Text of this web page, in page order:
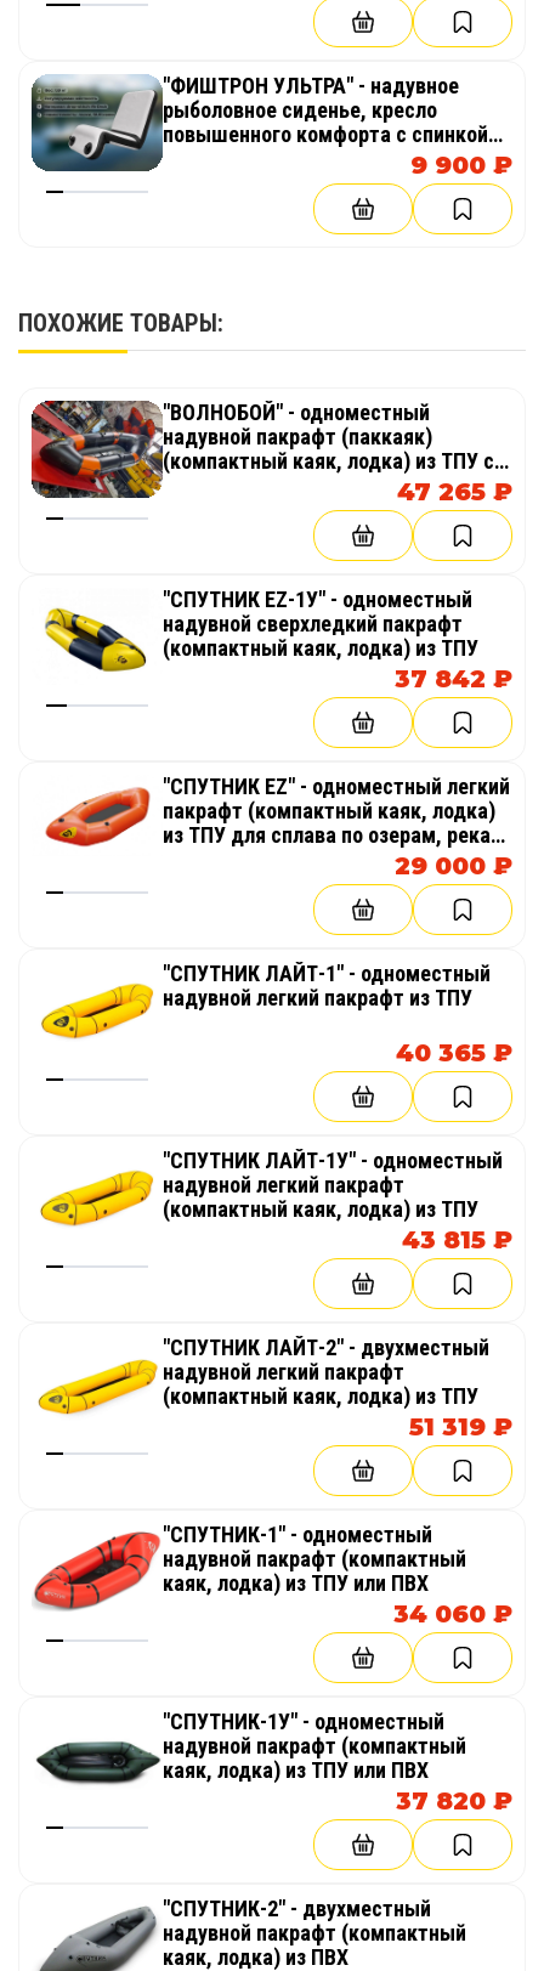
"ФИШТРОН УЛЬТРА" - надувное
рыболовное сиденье, кресло
повышенного комфорта с спинкой
из AirDeck (воздушная палуба) в
лодку, байдарку, каяк
9 900 ₽
ПОХОЖИЕ ТОВАРЫ:
"ВОЛНОБОЙ" - одноместный
надувной пакрафт (паккаяк)
(компактный каяк, лодка) из ТПУ с
самоотливом для сплава по бурной
47 265 ₽
"СПУТНИК EZ-1У" - одноместный
надувной сверхледкий пакрафт
(компактный каяк, лодка) из ТПУ
37 842 ₽
"СПУТНИК EZ" - одноместный легкий
пакрафт (компактный каяк, лодка)
из ТПУ для сплава по озерам, рекам,
29 000 ₽
"СПУТНИК ЛАЙТ-1" - одноместный
надувной легкий пакрафт из ТПУ
40 365 ₽
"СПУТНИК ЛАЙТ-1У" - одноместный
надувной легкий пакрафт
(компактный каяк, лодка) из ТПУ
43 815 ₽
"СПУТНИК ЛАЙТ-2" - двухместный
надувной легкий пакрафт
(компактный каяк, лодка) из ТПУ
51 319 ₽
"СПУТНИК-1" - одноместный
надувной пакрафт (компактный
каяк, лодка) из ТПУ или ПВХ
34 060 ₽
"СПУТНИК-1У" - одноместный
надувной пакрафт (компактный
каяк, лодка) из ТПУ или ПВХ
37 820 ₽
"СПУТНИК-2" - двухместный
надувной пакрафт (компактный
каяк, лодка) из ПВХ